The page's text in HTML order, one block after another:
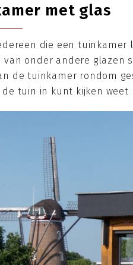
met glas
die een
van onder andere glazen
de tuinkamer rondom
de tuin in kunt kijken